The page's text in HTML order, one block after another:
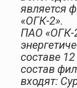
является
«ОГК-2».
ПАО «ОГК-
составе
состав
входят: